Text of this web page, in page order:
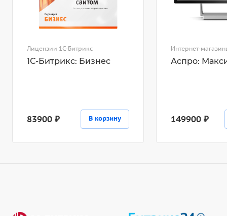
Лицензии 1С-Битрикс
1С-Битрикс: Бизнес
83900 ₽ В корзину
Интернет-
Аспро:
149900 ₽